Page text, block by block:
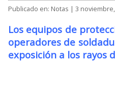
Publicado en: Notas | 3
Los equipos de
operadores de
exposición a los rayos